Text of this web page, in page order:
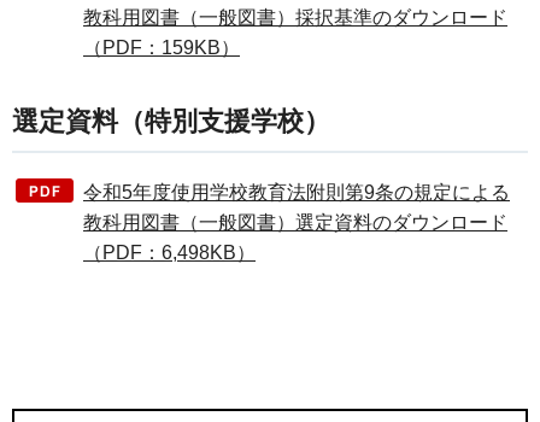
教科用図書（一般図書）採択基準のダウンロード
（PDF：159KB）
選定資料（特別支援学校）
令和5年度使用学校教育法附則第9条の規定による
教科用図書（一般図書）選定資料のダウンロード
（PDF：6,498KB）